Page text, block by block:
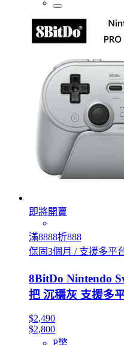
即將開賣
滿8888折888
保固3個月 / 支援多平
8BitDo Nintendo
把 沉穩灰 支援多
$2,490
$2,800
P幣